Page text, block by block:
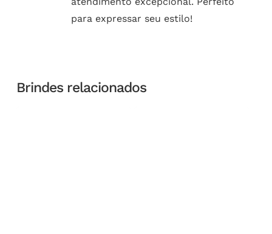
para expressar seu estilo!
Brindes relacionados